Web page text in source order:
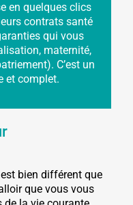
en quelques clics
contrats santé
qui vous
maternité,
C’est un
et complet.
bien différent que
que vous vous